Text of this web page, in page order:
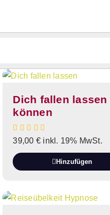
Dich fallen lassen
können
39,00 € inkl. 19% MwSt.
Hinzufügen